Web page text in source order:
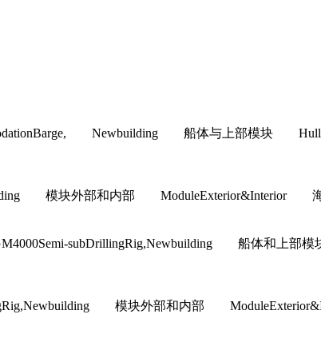
Newbuilding 船体与上部模块
模块外部和内部 ModuleExterior&Interior
subDrillingRig,Newbuilding 船体
模块外部和内部